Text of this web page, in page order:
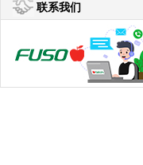
联系我们